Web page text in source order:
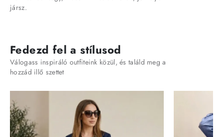
jársz.
Fedezd fel a stílusod
Válogass inspiráló outfiteink közül, és találd meg a
hozzád illő szettet